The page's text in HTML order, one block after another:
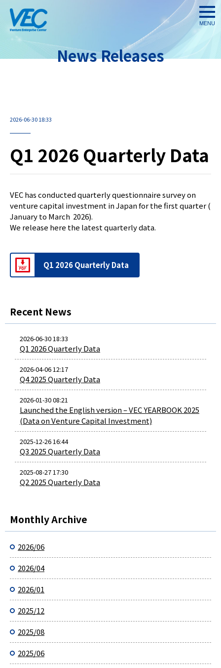
News Releases
2026-06-30 18:33
Q1 2026 Quarterly Data
VEC has conducted quarterly questionnaire survey on
venture capital investment in Japan for the first quarter (
January to March 2026).
We release here the latest quarterly data.
Q1 2026 Quarterly Data
Recent News
2026-06-30 18:33
Q1 2026 Quarterly Data
2026-04-06 12:17
Q4 2025 Quarterly Data
2026-01-30 08:21
Launched the English version – VEC YEARBOOK 2025
(Data on Venture Capital Investment)
2025-12-26 16:44
Q3 2025 Quarterly Data
2025-08-27 17:30
Q2 2025 Quarterly Data
Monthly Archive
2026/06
2026/04
2026/01
2025/12
2025/08
2025/06